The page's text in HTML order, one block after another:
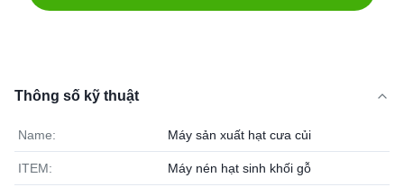
Thông số kỹ thuật
Name: Máy sản xuất hạt cưa củi
ITEM: Máy nén hạt sinh khối gỗ